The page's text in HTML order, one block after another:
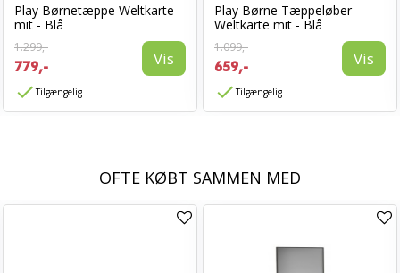
Play Børnetæppe Weltkarte
mit - Blå
1.299,-
779,- Vis
Tilgængelig
Play Børne Tæppeløber
Weltkarte mit - Blå
1.099,-
659,- Vis
Tilgængelig
OFTE KØBT SAMMEN MED